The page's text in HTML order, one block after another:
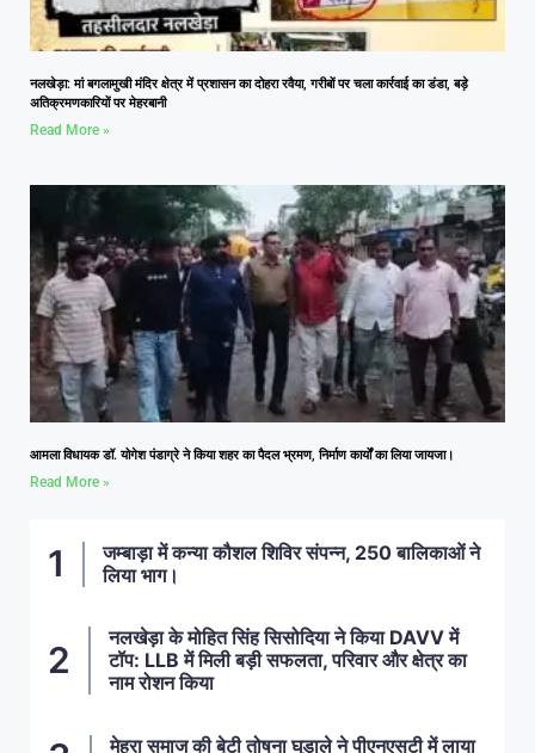
नलखेड़ा: मां बगलामुखी मंदिर क्षेत्र में प्रशासन का दोहरा रवैया, गरीबों पर चला कार्रवाई का डंडा, बड़े
अतिक्रमणकारियों पर मेहरबानी
Read More »
आमला विधायक डॉ. योगेश पंडाग्रे ने किया शहर का पैदल भ्रमण, निर्माण कार्यों का लिया जायजा।
Read More »
जम्बाड़ा में कन्या कौशल शिविर संपन्न, 250 बालिकाओं ने
लिया भाग।
नलखेड़ा के मोहित सिंह सिसोदिया ने किया DAVV में
टॉप: LLB में मिली बड़ी सफलता, परिवार और क्षेत्र का
नाम रोशन किया
मेहरा समाज की बेटी तोषना घुड़ाले ने पीएनएसटी में लाया